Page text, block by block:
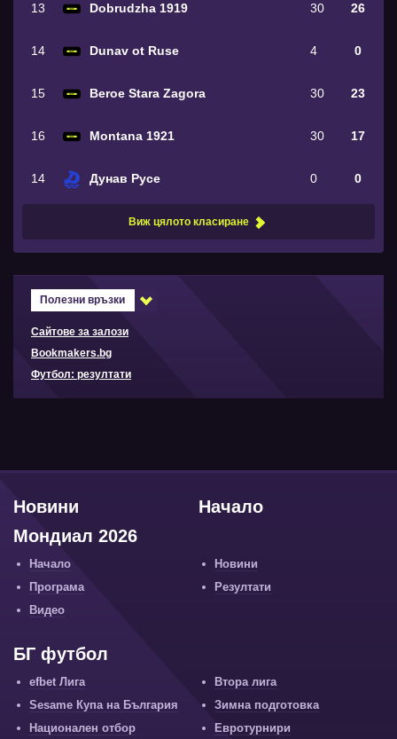
13 Dobrudzha 1919 30 26
14 Dunav ot Ruse 4 0
15 Beroe Stara Zagora 30 23
16 Montana 1921 30 17
14 Дунав Русе 0 0
Виж цялото класиране
Полезни връзки
Сайтове за залози
Bookmakers.bg
Футбол: резултати
Начало
Новини
Мондиал 2026
Начало
Новини
Програма
Резултати
Видео
БГ футбол
efbet Лига
Втора лига
Sesame Купа на България
Зимна подготовка
Национален отбор
Евротурнири